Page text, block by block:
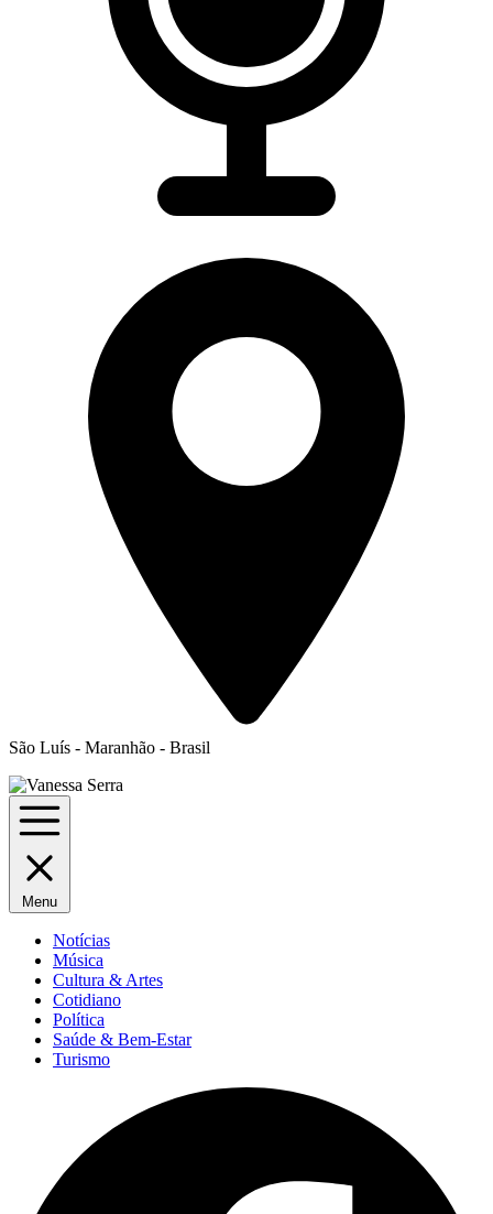
São Luís - Maranhão - Brasil
Menu
Notícias
Música
Cultura & Artes
Cotidiano
Política
Saúde & Bem-Estar
Turismo